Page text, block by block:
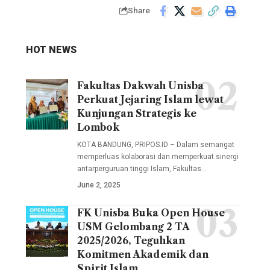
Share
HOT NEWS
Delegasi
Unisba
dalam
pimpinan
fakultas,
termasuk
Wakil
Fakultas Dakwah Unisba
Perkuat Jejaring Islam lewat
Kunjungan Strategis ke
Lombok
KOTA BANDUNG, PRIPOS.ID – Dalam semangat
memperluas kolaborasi dan memperkuat sinergi
antarperguruan tinggi Islam, Fakultas…
June 2, 2025
Fakultas
Kedokteran
Universitas
FK Unisba Buka Open House
USM Gelombang 2 TA
2025/2026, Teguhkan
Komitmen Akademik dan